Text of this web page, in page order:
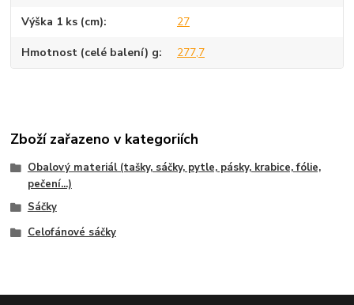
Výška 1 ks (cm) 27
Hmotnost (celé balení) g 277,7
Zboží zařazeno v kategoriích
Obalový materiál (tašky, sáčky, pytle, pásky, krabice, fólie,
pečení...)
Sáčky
Celofánové sáčky